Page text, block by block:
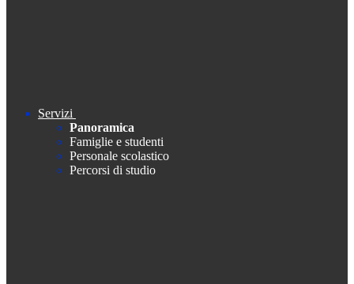
Servizi
Panoramica
Famiglie e studenti
Personale scolastico
Percorsi di studio